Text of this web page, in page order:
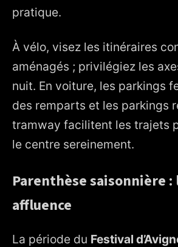
pratique.
À vélo, visez les itinéraires
aménagés ; privilégiez les
nuit. En voiture, les parkings
des remparts et les parkings
tramway facilitent les trajets
le centre sereinement.
Parenthèse saisonnière :
affluence
La période du Festival